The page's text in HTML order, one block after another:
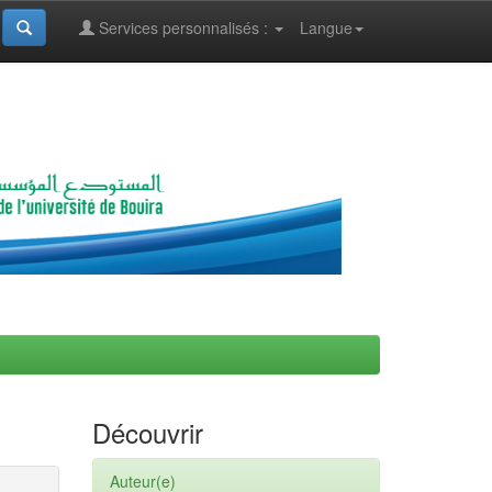
Langue
Services personnalisés :
Découvrir
Auteur(e)